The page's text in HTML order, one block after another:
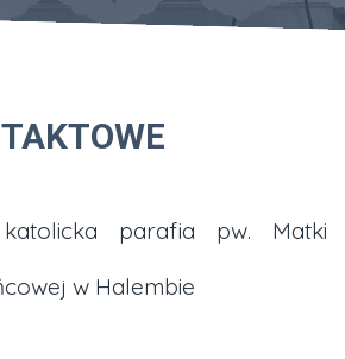
parafia pw. Matki
w Halembie